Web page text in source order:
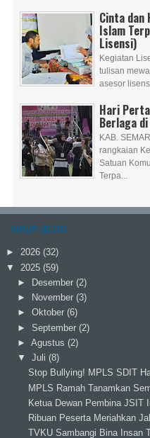
Cinta dan
Islam
Lisensi)
Kegiatan
tulisan
asesor
Hari
Berlaga
KAB.
rangkaian
Satuan
Terpa...
ARSIP BLOG
► 2026 (32)
▼ 2025 (59)
►
Desember (2)
►
November (3)
► Oktober (6)
► September (2)
► Agustus (2)
▼ Juli (8)
Stop Bullying! MPLS SDIT
MPLS Ramah Tanamkan
Ketua Dewan Pembina JSIT
Ribuan Peserta Meriahkan
TVKU Sambangi Bina Insan